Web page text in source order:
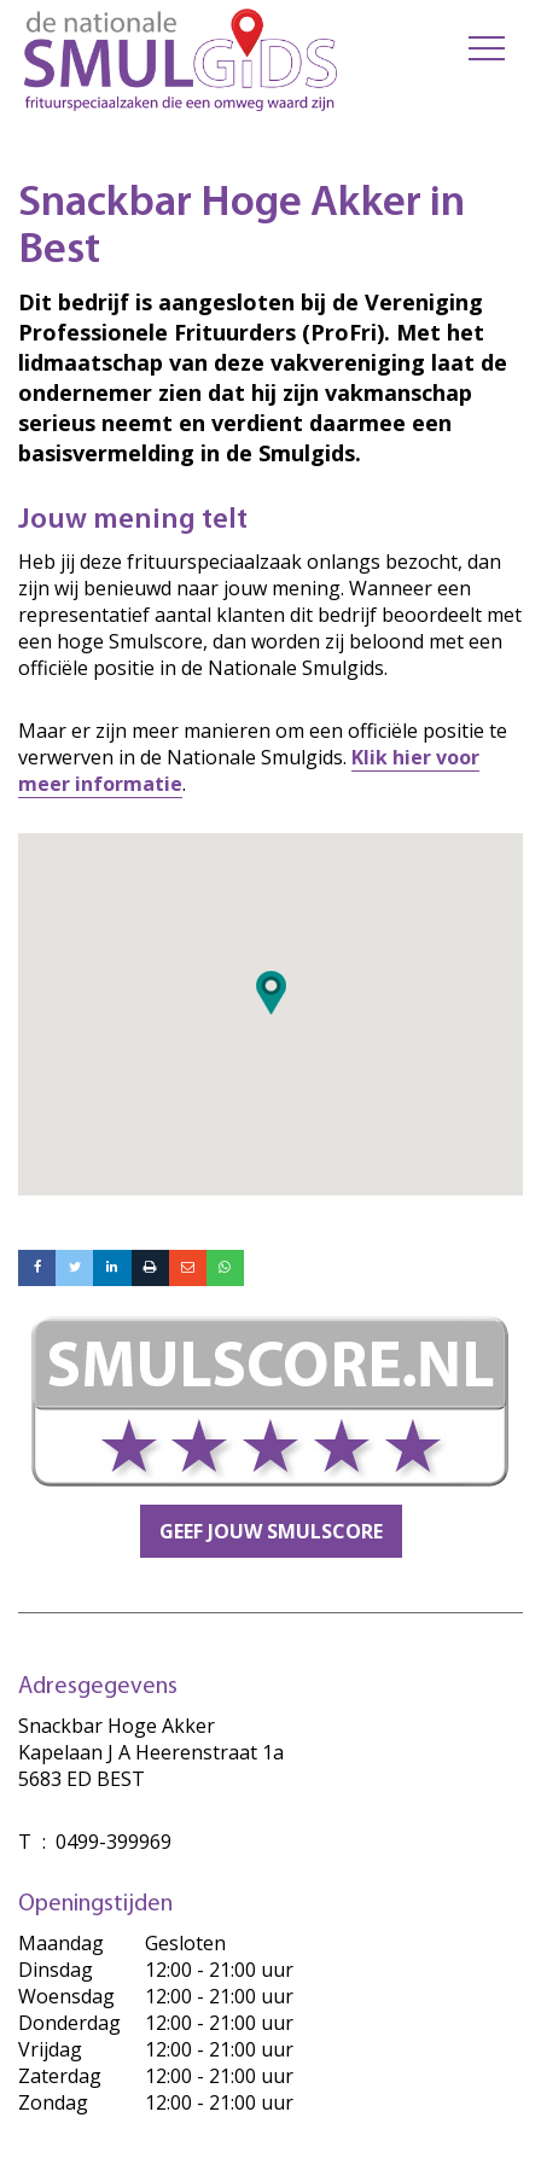
Snackbar Hoge Akker in
Best
Dit bedrijf is aangesloten bij de Vereniging
Professionele Frituurders (ProFri). Met het
lidmaatschap van deze vakvereniging laat de
ondernemer zien dat hij zijn vakmanschap
serieus neemt en verdient daarmee een
basisvermelding in de Smulgids.
Jouw mening telt
Heb jij deze frituurspeciaalzaak onlangs bezocht, dan
zijn wij benieuwd naar jouw mening. Wanneer een
representatief aantal klanten dit bedrijf beoordeelt met
een hoge Smulscore, dan worden zij beloond met een
officiële positie in de Nationale Smulgids.
Maar er zijn meer manieren om een officiële positie te
verwerven in de Nationale Smulgids. Klik hier voor
meer informatie.
GEEF JOUW SMULSCORE
Adresgegevens
Snackbar Hoge Akker
Kapelaan J A Heerenstraat 1a
5683 ED BEST
T : 0499-399969
Openingstijden
Maandag
Gesloten
Dinsdag
12:00 - 21:00 uur
Woensdag
12:00 - 21:00 uur
Donderdag
12:00 - 21:00 uur
Vrijdag
12:00 - 21:00 uur
Zaterdag
12:00 - 21:00 uur
Zondag
12:00 - 21:00 uur